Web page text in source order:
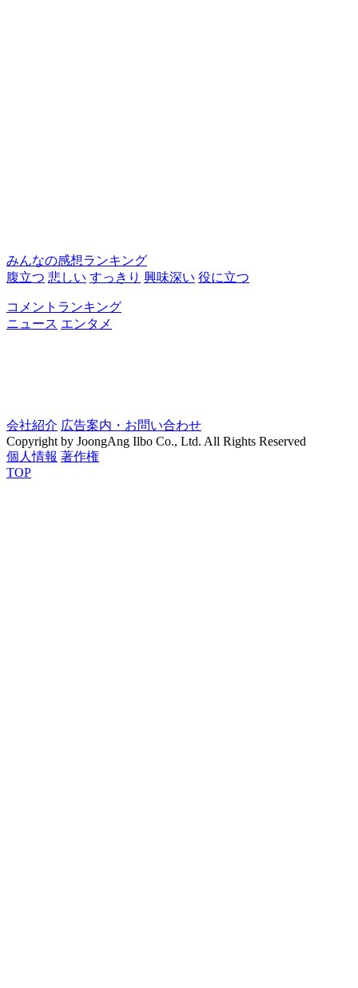
みんなの感想ランキング
腹立つ 悲しい すっきり 興味深い 役に立つ
コメントランキング
ニュース エンタメ
会社紹介 広告案内・お問い合わせ
Copyright by JoongAng Ilbo Co., Ltd. All Rights Reserved
個人情報 著作権
TOP